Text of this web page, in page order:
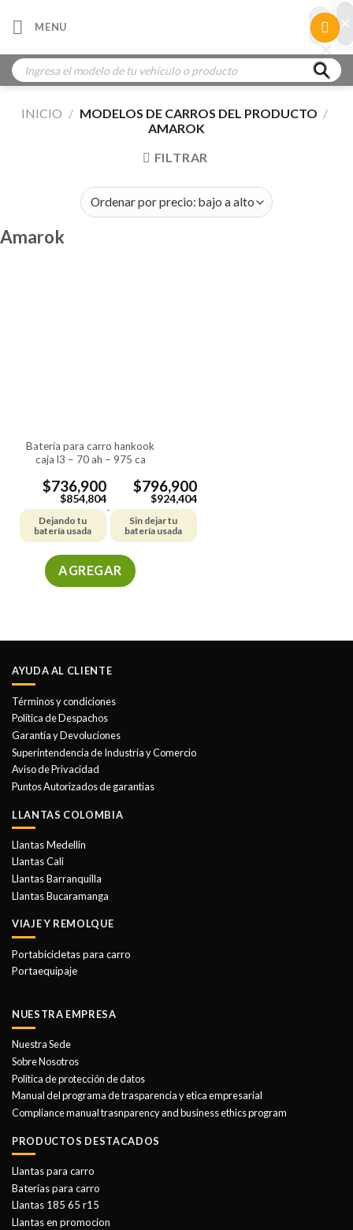
MENU
Búsqueda
de
productos
INICIO / MODELOS DE CARROS DEL PRODUCTO /
AMAROK
FILTRAR
Amarok
batería para carro hankook
caja l3 – 70 ah – 975 ca
$736,900
$854,804
Dejando tu
batería usada
-
$796,900
$924,404
Sin dejar tu
batería usada
AGREGAR
múltiples
Las
elegir
en
la
página
de
AYUDA AL CLIENTE
Términos y condiciones
Política de Despachos
Garantía y Devoluciones
Superintendencia de Industria y Comercio
Aviso de Privacidad
Puntos Autorizados de garantias
LLANTAS COLOMBIA
Llantas Medellin
Llantas Cali
Llantas Barranquilla
Llantas Bucaramanga
VIAJE Y REMOLQUE
Portabicicletas para carro
Portaequipaje
NUESTRA EMPRESA
Nuestra Sede
Sobre Nosotros
Politica de protección de datos
Manual del programa de trasparencia y etica empresarial
Compliance manual trasnparency and business ethics program
PRODUCTOS DESTACADOS
Llantas para carro
Baterías para carro
Llantas 185 65 r15
Llantas en promocion
×
×
×
×